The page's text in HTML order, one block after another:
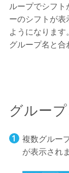
ループでシフ
ーのシフトが
ようになりま
グループ名と合
グルー
複数グルー
が表示され